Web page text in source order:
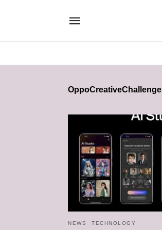
OppoCreativeChallenge
NEWS TECHNOLOGY